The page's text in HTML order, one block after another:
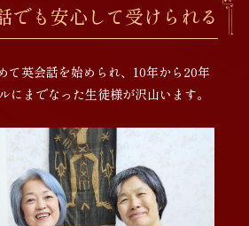
でも安心して受けられる
て英会話を始められ、10年から20年
にまでなった生徒様が沢山います。